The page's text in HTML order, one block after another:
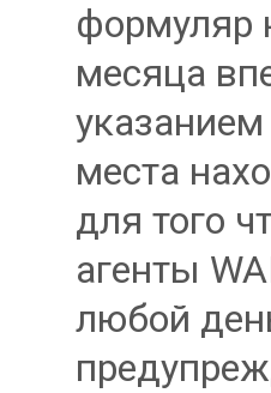
формуляр
месяца
указанием
места
для того
агенты
любой